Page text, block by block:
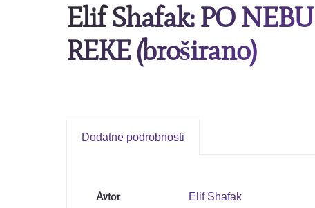
Elif Shafak: PO
REKE (broširano)
Dodatne podrobnosti
Avtor Elif Shafak